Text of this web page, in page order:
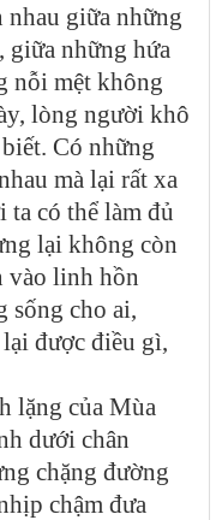
giữa những
giữa những hứa
nỗi mệt không
lòng người khô
Có những
mà lại rất xa
ta có thể làm đủ
lại không còn
vào linh hồn
sống cho ai,
được điều gì,
lặng của Mùa
dưới chân
chặng đường
chậm đưa